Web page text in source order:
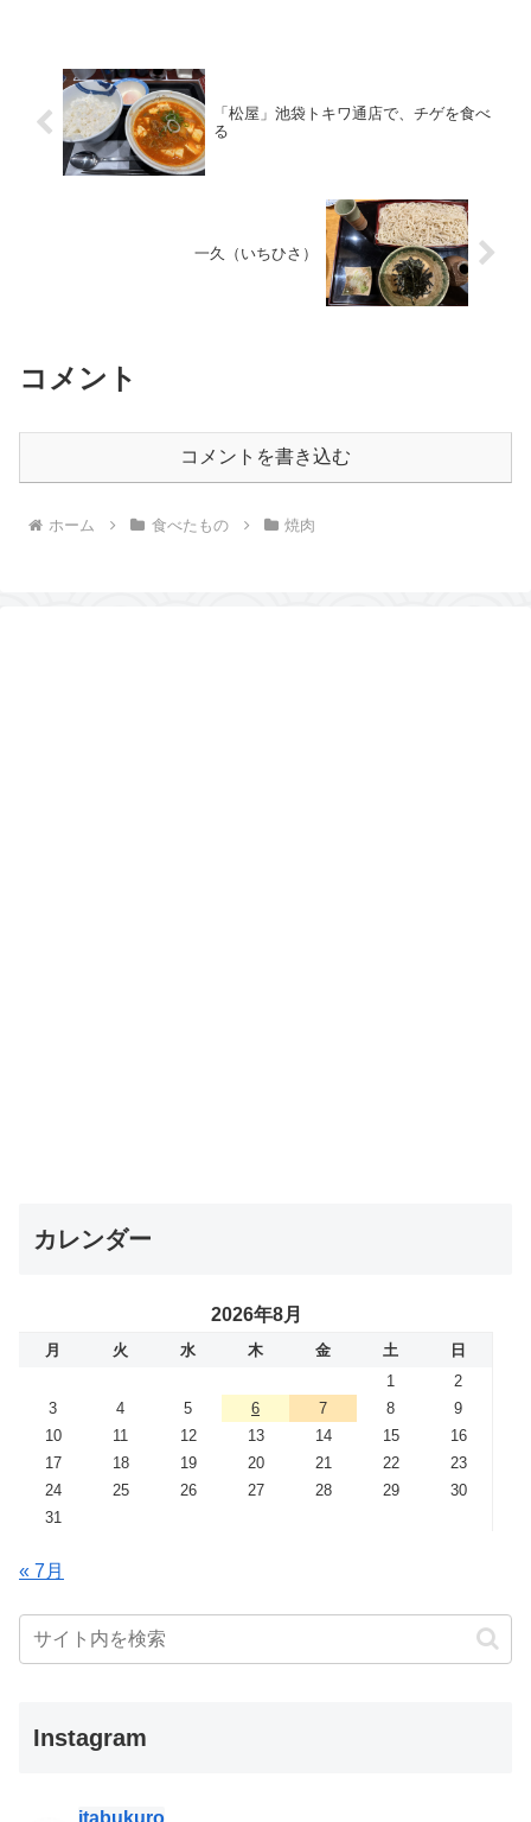
「松屋」池袋トキワ通店で、チゲを食べ
る
一久（いちひさ）
コメント
コメントを書き込む
ホーム 食べたもの 焼肉
カレンダー
2026年8月
月 火 水 木 金 土
日
1
2
3
4 5 6 7 8
9
10
11 12 13 14 15
16
17
18 19 20 21 22
23
24
25 26 27 28 29
30
31
« 7月
Instagram
itabukuro